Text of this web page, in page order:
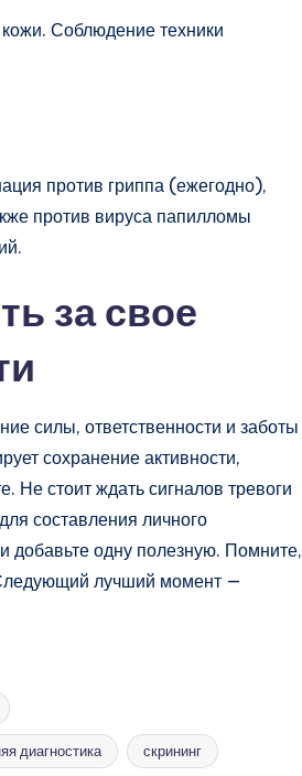
Соблюдение техники
против гриппа (ежегодно),
против вируса папилломы
за свое
силы, ответственности и заботы
сохранение активности,
Не стоит ждать сигналов тревоги
составления личного
добавьте одну полезную. Помните,
лучший момент —
диагностика скрининг